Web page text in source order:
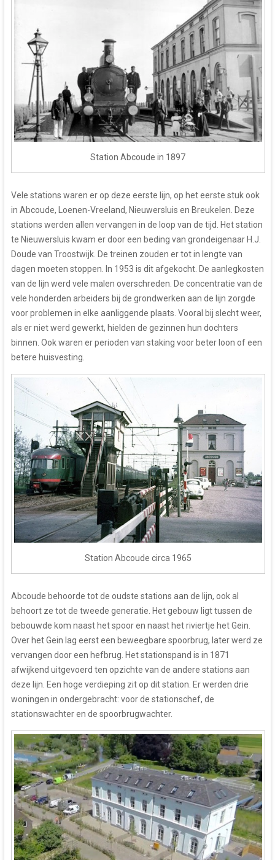
Station Abcoude in 1897
Vele stations waren er op deze eerste lijn, op het eerste stuk ook
in Abcoude, Loenen-Vreeland, Nieuwersluis en Breukelen. Deze
stations werden allen vervangen in de loop van de tijd. Het station
te Nieuwersluis kwam er door een beding van grondeigenaar H.J.
Doude van Troostwijk. De treinen zouden er tot in lengte van
dagen moeten stoppen. In 1953 is dit afgekocht. De aanlegkosten
van de lijn werd vele malen overschreden. De concentratie van de
vele honderden arbeiders bij de grondwerken aan de lijn zorgde
voor problemen in elke aanliggende plaats. Vooral bij slecht weer,
als er niet werd gewerkt, hielden de gezinnen hun dochters
binnen. Ook waren er perioden van staking voor beter loon of een
betere huisvesting.
Station Abcoude circa 1965
Abcoude behoorde tot de oudste stations aan de lijn, ook al
behoort ze tot de tweede generatie. Het gebouw ligt tussen de
bebouwde kom naast het spoor en naast het riviertje het Gein.
Over het Gein lag eerst een beweegbare spoorbrug, later werd ze
vervangen door een hefbrug. Het stationspand is in 1871
afwijkend uitgevoerd ten opzichte van de andere stations aan
deze lijn. Een hoge verdieping zit op dit station. Er werden drie
woningen in ondergebracht: voor de stationschef, de
stationswachter en de spoorbrugwachter.